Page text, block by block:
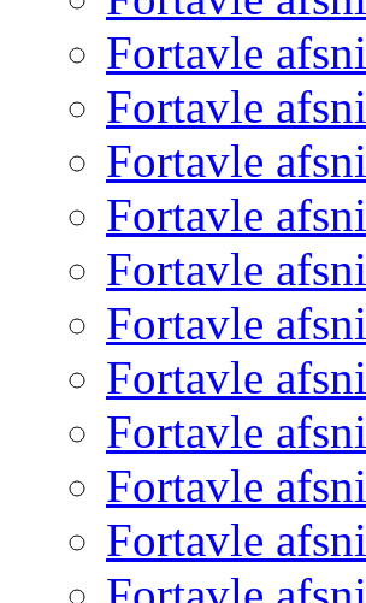
Fortavle
Fortavle
Fortavle
Fortavle
Fortavle
Fortavle
Fortavle
Fortavle
Fortavle
Fortavle